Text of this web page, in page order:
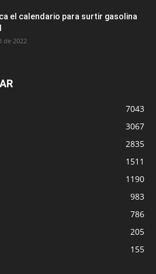
el calendario para surtir gasolina
de 2022
7043
3067
2835
1511
1190
983
786
205
155